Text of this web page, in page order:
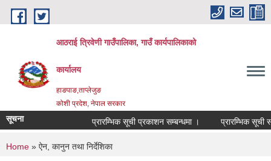
Skip to main content
आठराई त्रिवेणी गाउँपालिका, गाउँ कार्यपालिकाको
कार्यालय
हाङपाङ,ताप्लेजुङ
कोशी प्रदेश, नेपाल सरकार
सूचना प्रारम्भिक सूची प्रकाशन सम्बन्धमा । प्रारम्भिक सूची
You are here
Home » ऐन, कानुन तथा निर्देशिका